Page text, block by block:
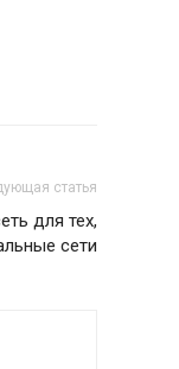
статья
для тех,
сети